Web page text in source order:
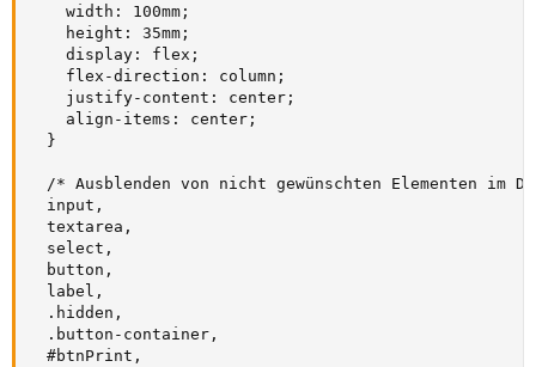
    width: 100mm;
    height: 35mm;
    display: flex;
    flex-direction: column;
    justify-content: center;
    align-items: center;
  }
/* Ausblenden von nicht gewünschten Elementen im
  input,
  textarea,
  select,
  button,
  label,
  .hidden,
  .button-container,
  #btnPrint,